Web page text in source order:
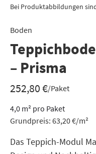
Bei Produktabbildungen
Boden
– Prisma
252,80€/Paket
4,0 m² pro Paket
Grundpreis: 63,20€/m²
Das Teppich-Modul